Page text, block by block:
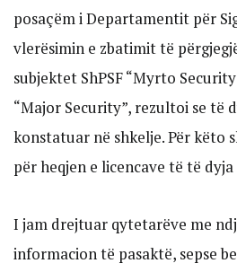
posaçëm i Departamentit për
vlerësimin e zbatimit të
subjektet ShPSF “Myrto Security
“Major Security”, rezultoi se të
konstatuar në shkelje. Për këto
për heqjen e licencave të të dyja
I jam drejtuar qytetarëve me
informacion të pasaktë, sepse